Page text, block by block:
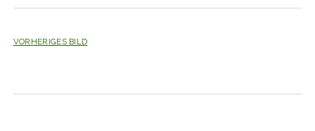
VORHERIGES BILD